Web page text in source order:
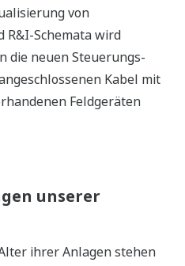
von
Schemata wird
die neuen Steuerungs-
Kabel mit
Feldgeräten
unserer
ihrer Anlagen stehen